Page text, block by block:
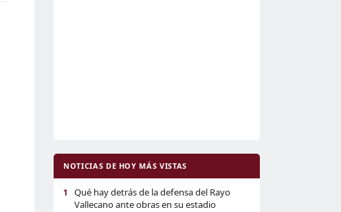
NOTICIAS DE HOY MÁS VISTAS
1
Qué hay detrás de la defensa del Rayo
Vallecano ante obras en su estadio